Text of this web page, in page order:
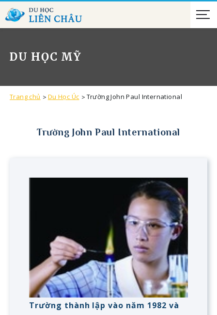
DU HỌC MỸ
Trang chủ Du Học Úc Trường John Paul International
Trường John Paul International
Trường thành lập vào năm 1982 và